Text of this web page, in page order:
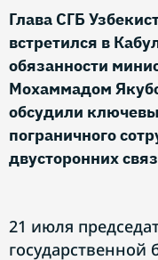
Глава СГБ
встретился в
обязанности
Мохаммадом
обсудили
пограничного
двусторонних
21 июля
государственной